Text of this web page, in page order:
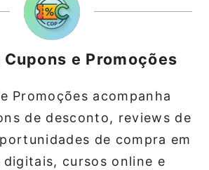
Cupons e Promoções
Promoções acompanha
de desconto, reviews de
de compra em
cursos online e